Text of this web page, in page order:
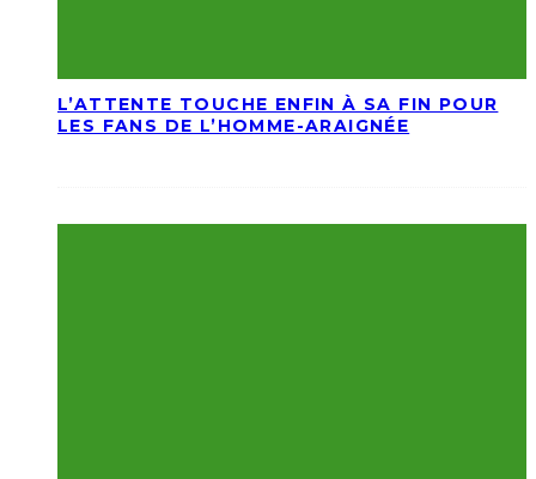
L’ATTENTE TOUCHE ENFIN À SA FIN POUR
LES FANS DE L’HOMME-ARAIGNÉE